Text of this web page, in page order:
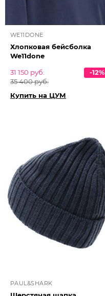
WE11DONE
Хлопковая бейсболка
We11done
31 150 руб.
35 400 руб.
-12%
Купить на ЦУМ
PAUL&SHARK